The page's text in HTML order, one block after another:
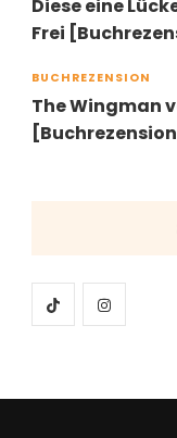
Diese eine
Frei
BUCHREZENSION
The Wingman